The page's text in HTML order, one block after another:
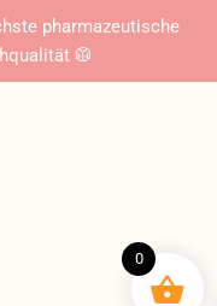
pharmazeutische
🥼
0